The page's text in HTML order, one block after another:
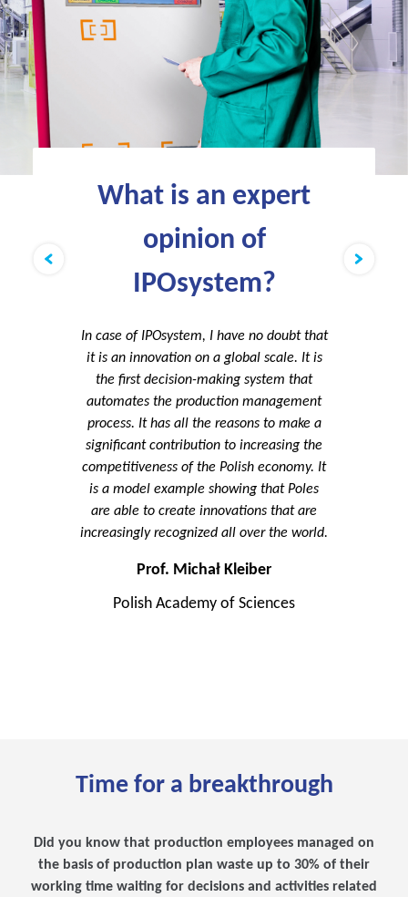
What is an expert
opinion of
IPOsystem?
In case of IPOsystem, I have no doubt that
it is an innovation on a global scale. It is
the first decision-making system that
automates the production management
process. It has all the reasons to make a
significant contribution to increasing the
competitiveness of the Polish economy. It
is a model example showing that Poles
are able to create innovations that are
increasingly recognized all over the world.
Prof. Michał Kleiber
Polish Academy of Sciences
Time for a breakthrough
Did you know that production employees managed on
the basis of production plan waste up to 30% of their
working time waiting for decisions and activities related